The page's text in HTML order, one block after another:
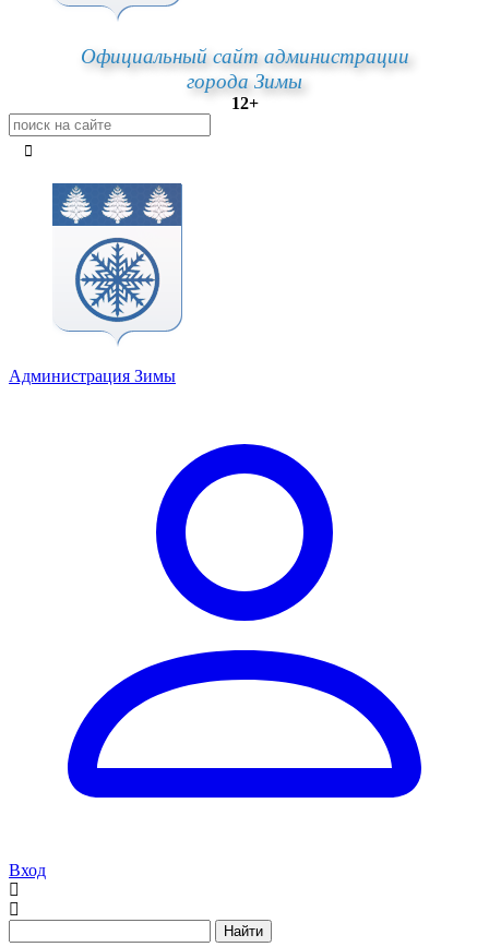
Официальный сайт администрации
города Зимы
12+
Администрация Зимы
Вход
Найти